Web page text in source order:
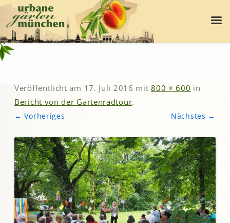
Veröffentlicht am 17. Juli 2016 mit800 × 600 in
Bericht von der Gartenradtour.
← Vorheriges Nächstes →